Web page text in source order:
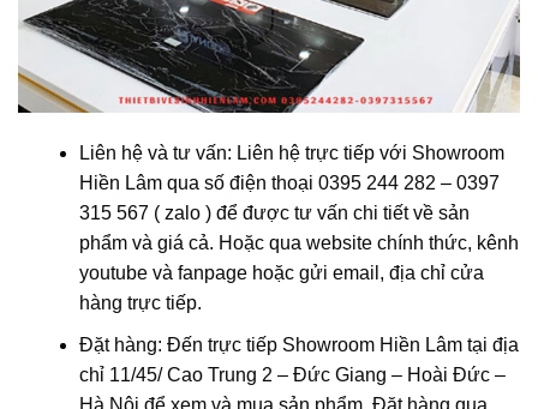
Liên hệ và tư vấn: Liên hệ trực tiếp với Showroom
Hiền Lâm qua số điện thoại 0395 244 282 – 0397
315 567 ( zalo ) để được tư vấn chi tiết về sản
phẩm và giá cả. Hoặc qua website chính thức, kênh
youtube và fanpage hoặc gửi email, địa chỉ cửa
hàng trực tiếp.
Đặt hàng: Đến trực tiếp Showroom Hiền Lâm tại địa
chỉ 11/45/ Cao Trung 2 – Đức Giang – Hoài Đức –
Hà Nội để xem và mua sản phẩm. Đặt hàng qua